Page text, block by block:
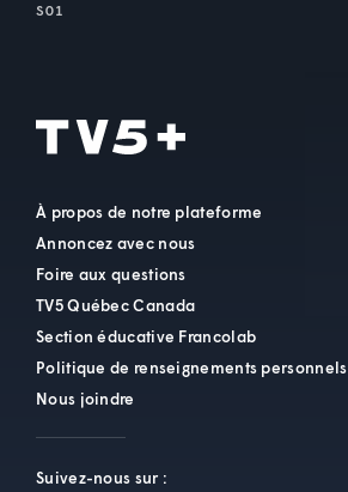
S01
À propos de notre plateforme
Annoncez avec nous
Foire aux questions
TV5 Québec Canada
Section éducative Francolab
Politique de renseignements personnels
Nous joindre
Suivez-nous sur :